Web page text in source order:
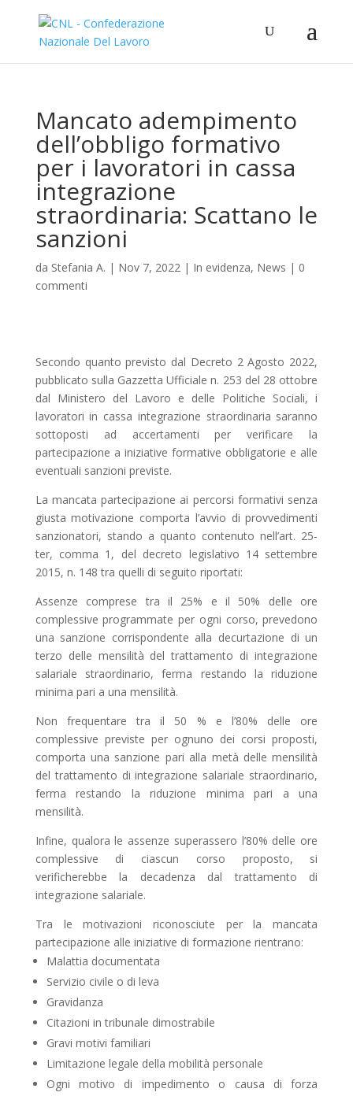
Mancato adempimento
dell’obbligo formativo
per i lavoratori in cassa
integrazione
straordinaria: Scattano le
sanzioni
da Stefania A. | Nov 7, 2022| In evidenza, News | 0
commenti
Secondo quanto previsto dal Decreto 2 Agosto 2022,
pubblicato sulla Gazzetta Ufficiale n. 253 del 28 ottobre
dal Ministero del Lavoro e delle Politiche Sociali, i
lavoratori in cassa integrazione straordinaria saranno
sottoposti ad accertamenti per verificare la
partecipazione a iniziative formative obbligatorie e alle
eventuali sanzioni previste.
La mancata partecipazione ai percorsi formativi senza
giusta motivazione comporta l’avvio di provvedimenti
sanzionatori, stando a quanto contenuto nell’art. 25-
ter, comma 1, del decreto legislativo 14 settembre
2015, n. 148 tra quelli di seguito riportati:
Assenze comprese tra il 25% e il 50% delle ore
complessive programmate per ogni corso, prevedono
una sanzione corrispondente alla decurtazione di un
terzo delle mensilità del trattamento di integrazione
salariale straordinario, ferma restando la riduzione
minima pari a una mensilità.
Non frequentare tra il 50 % e l’80% delle ore
complessive previste per ognuno dei corsi proposti,
comporta una sanzione pari alla metà delle mensilità
del trattamento di integrazione salariale straordinario,
ferma restando la riduzione minima pari a una
mensilità.
Infine, qualora le assenze superassero l’80% delle ore
complessive di ciascun corso proposto, si
verificherebbe la decadenza dal trattamento di
integrazione salariale.
Tra le motivazioni riconosciute per la mancata
partecipazione alle iniziative di formazione rientrano:
Malattia documentata
Servizio civile o di leva
Gravidanza
Citazioni in tribunale dimostrabile
Gravi motivi familiari
Limitazione legale della mobilità personale
Ogni motivo di impedimento o causa di forza